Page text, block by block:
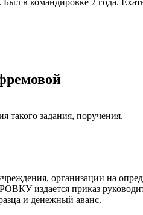
в командировке 2 года.
такого задания, поручения.
организации на
издается приказ
и денежный аванс.